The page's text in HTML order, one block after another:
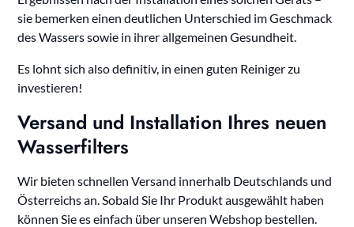
sie bemerken einen deutlichen Unterschied im Geschmack
des Wassers sowie in ihrer allgemeinen Gesundheit.
Es lohnt sich also definitiv, in einen guten Reiniger zu
investieren!
Versand und Installation Ihres neuen
Wasserfilters
Wir bieten schnellen Versand innerhalb Deutschlands und
Österreichs an. Sobald Sie Ihr Produkt ausgewählt haben
können Sie es einfach über unseren Webshop bestellen.